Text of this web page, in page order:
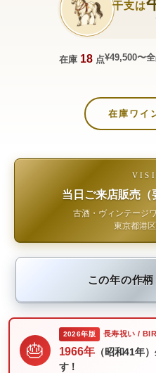
干支は
在庫 18 点¥49,500〜
在庫ワイ
当日ご来店販売（
古酒・ヴィンテージ
東京都港
この年の作
🎂
2026年版 長寿祝い /
1966年（昭和41年
す！